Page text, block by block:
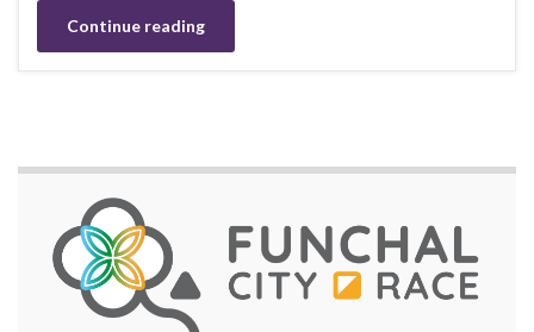
Continue reading